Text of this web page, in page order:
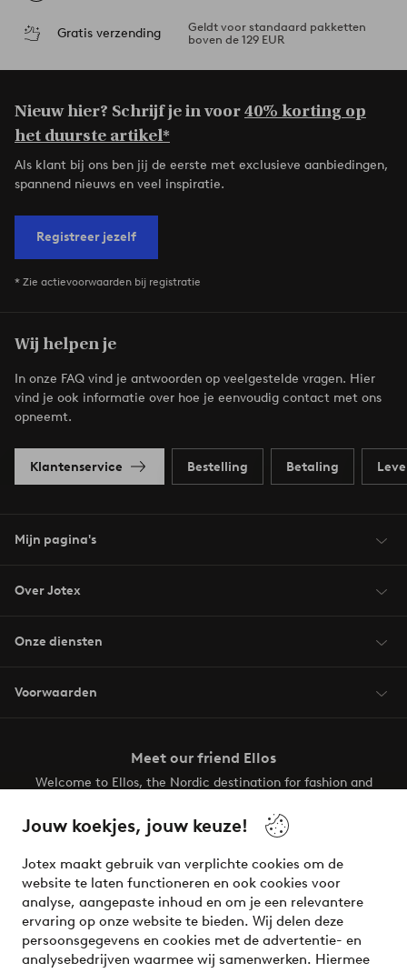
Jouw koekjes, jouw keuze!
Jotex maakt gebruik van verplichte cookies om de
website te laten functioneren en ook cookies voor
analyse, aangepaste inhoud en om je een relevantere
ervaring op onze website te bieden. Wij delen deze
persoonsgegevens en cookies met de advertentie- en
analysebedrijven waarmee wij samenwerken. Hiermee
Gratis verzending
Geldt voor standaard pakketten
boven de 129 EUR
Nieuw hier? Schrijf je in voor40% korting op
het duurste artikel*
Als klant bij ons ben jij de eerste met exclusieve aanbiedingen,
spannend nieuws en veel inspiratie.
Registreer jezelf
* Zie actievoorwaarden bij registratie
Wij helpen je
In onze FAQ vind je antwoorden op veelgestelde vragen. Hier
vind je ook informatie over hoe je eenvoudig contact met ons
opneemt.
Klantenservice Bestelling Betaling
Mijn pagina's
Over Jotex
Onze diensten
Voorwaarden
Meet our friend Ellos
Welcome to Ellos, the Nordic destination for fashion and
your wardrobe. Your next inspiring look is here!
Veilig betalen - Nu betalen of opsplitsen